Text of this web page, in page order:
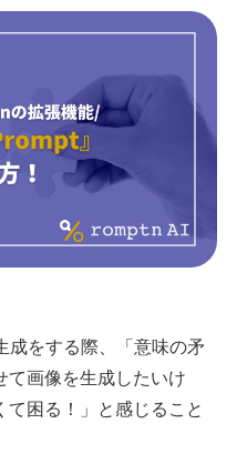
成をする際、「意味の矛
て画像を生成したいけ
て困る！」と感じること